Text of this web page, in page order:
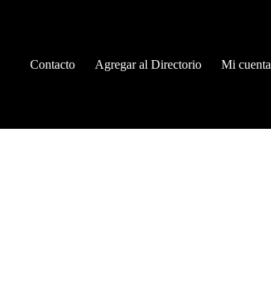
Contacto Agregar al Directorio Mi cuenta